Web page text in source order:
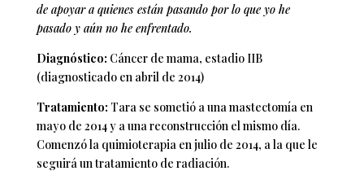
de apoyar a quienes están pasando por lo que yo he
pasado y aún no he enfrentado.
Diagnóstico: Cáncer de mama, estadio IIB
(diagnosticado en abril de 2014)
Tratamiento: Tara se sometió a una mastectomía en
mayo de 2014 y a una reconstrucción el mismo día.
Comenzó la quimioterapia en julio de 2014, a la que le
seguirá un tratamiento de radiación.